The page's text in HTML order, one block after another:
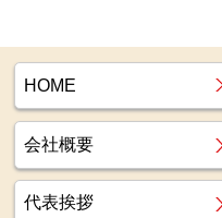
HOME
会社概要
代表挨拶